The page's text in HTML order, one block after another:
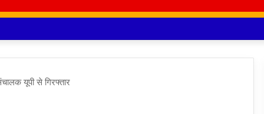
यूपी से गिरफ्तार